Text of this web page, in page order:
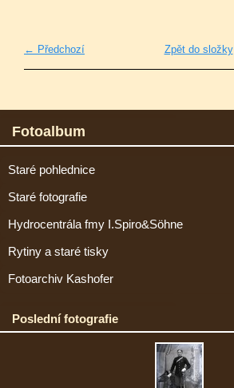
← Předchozí Zpět do složky
Fotoalbum
Staré pohlednice
Staré fotografie
Hydrocentrála fmy I.Spiro&Söhne
Rytiny a staré tisky
Fotoarchiv Kashofer
Poslední fotografie